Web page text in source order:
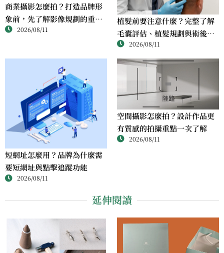
商業攝影怎麼拍？打造品牌形
象前，先了解影像規劃的重要
性 2026/08/11
植髮前要注意什麼？完整了解
毛囊評估、植髮規劃與術後管
理重點2026/08/11
短網址怎麼用？品牌為什麼需
要短網址與點擊追蹤功能
2026/08/11
空間攝影怎麼拍？設計作品更
有質感的拍攝重點一次了解
2026/08/11
延伸閱讀